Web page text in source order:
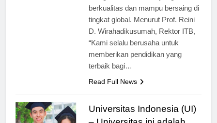
menghasilkan lulusan yang
berkualitas dan mampu bersaing di
tingkat global. Menurut Prof. Reini
D. Wirahadikusumah, Rektor ITB,
“Kami selalu berusaha untuk
memberikan pendidikan yang
Universitas Indonesia (UI)